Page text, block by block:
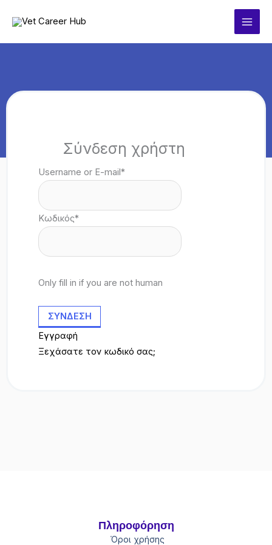
στο
Σύνδεση χρήστη
Username or E-mail*
Κωδικός*
Only fill in if you are not human
Εγγραφή
Ξεχάσατε τον κωδικό σας;
Πληροφόρηση
Όροι χρήσης